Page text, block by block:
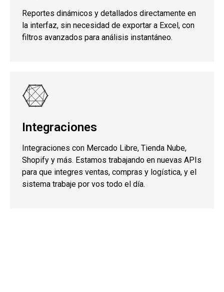
Reportes dinámicos y detallados directamente en
la interfaz, sin necesidad de exportar a Excel, con
filtros avanzados para análisis instantáneo.
Integraciones
Integraciones con Mercado Libre, Tienda Nube,
Shopify y más. Estamos trabajando en nuevas APIs
para que integres ventas, compras y logística, y el
sistema trabaje por vos todo el día.